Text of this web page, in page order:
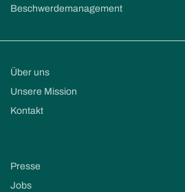
Beschwerdemanagement
Über uns
Unsere Mission
Kontakt
Presse
Jobs